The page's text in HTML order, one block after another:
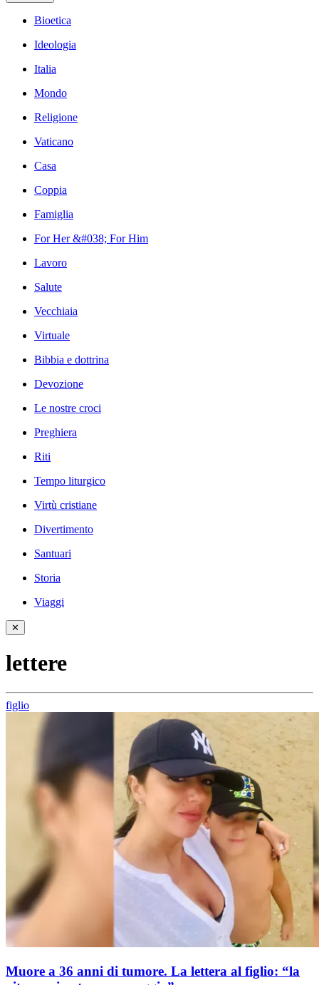
Bioetica
Ideologia
Italia
Mondo
Religione
Vaticano
Casa
Coppia
Famiglia
For Her &#038; For Him
Lavoro
Salute
Vecchiaia
Virtuale
Bibbia e dottrina
Devozione
Le nostre croci
Preghiera
Riti
Tempo liturgico
Virtù cristiane
Divertimento
Santuari
Storia
Viaggi
✕
lettere
figlio
Muore a 36 anni di tumore. La lettera al figlio: “la